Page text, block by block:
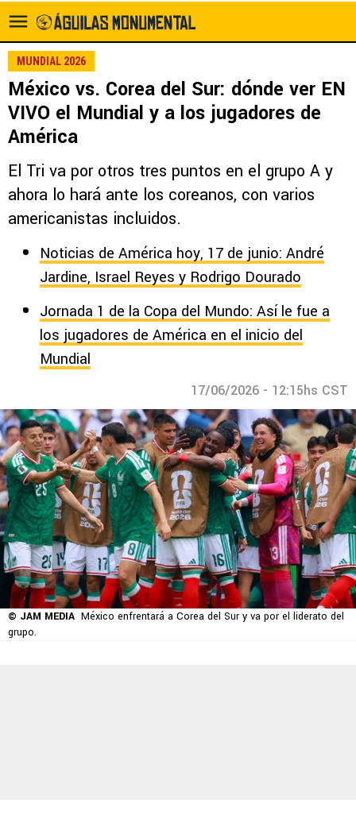
MUNDIAL 2026
México vs. Corea del Sur: dónde ver EN
VIVO el Mundial y a los jugadores de
América
El Tri va por otros tres puntos en el grupo A y
ahora lo hará ante los coreanos, con varios
americanistas incluidos.
Noticias de América hoy, 17 de junio: André
Jardine, Israel Reyes y Rodrigo Dourado
Jornada 1 de la Copa del Mundo: Así le fue a
los jugadores de América en el inicio del
Mundial
17/06/2026 - 12:15hs CST
© JAM MEDIA México enfrentará a Corea del Sur y va por el liderato del
grupo.